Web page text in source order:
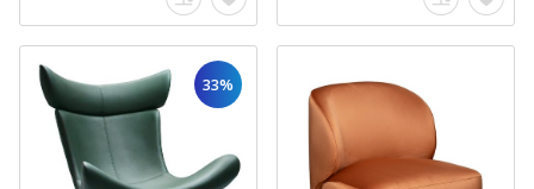
33%